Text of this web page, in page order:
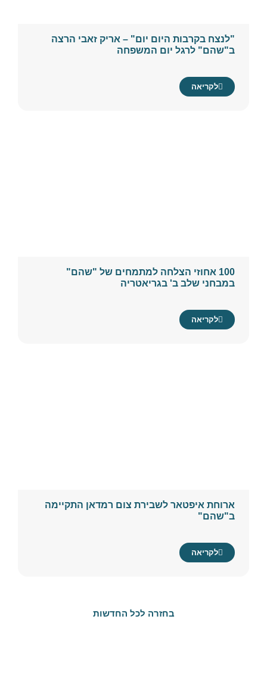
"לנצח בקרבות היום יום" – אריק זאבי הרצה
ב"שהם" לרגל יום המשפחה
לקריאה
100 אחוזי הצלחה למתמחים של "שהם"
במבחני שלב ב' בגריאטריה
לקריאה
ארוחת איפטאר לשבירת צום רמדאן התקיימה
ב"שהם"
לקריאה
בחזרה לכל החדשות